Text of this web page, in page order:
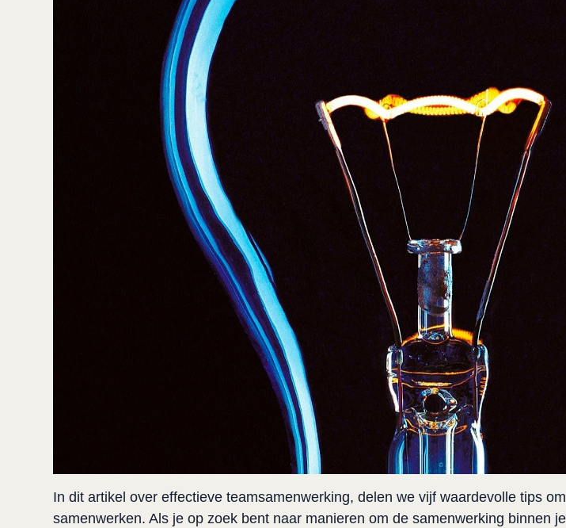
In dit artikel over effectieve teamsamenwerking, delen we vijf waardevolle tips
samenwerken. Als je op zoek bent naar manieren om de samenwerking binnen